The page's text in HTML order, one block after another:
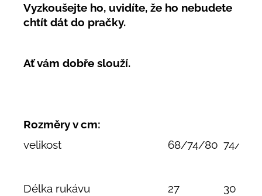
Vyzkoušejte ho, uvidíte, že ho nebudete
chtít dát do pračky.
Ať vám dobře slouží.
Rozměry v cm:
velikost
68/74/80 74/80/
Délka rukávu 27 30